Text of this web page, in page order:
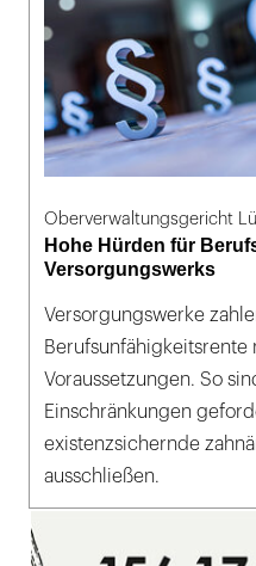
Oberverwaltungsgericht
Hohe Hürden für
Versorgungswerks
Versorgungswerke
Berufsunfähigkeitsrente
Voraussetzungen. So
Einschränkungen
existenzsichernde
ausschließen.